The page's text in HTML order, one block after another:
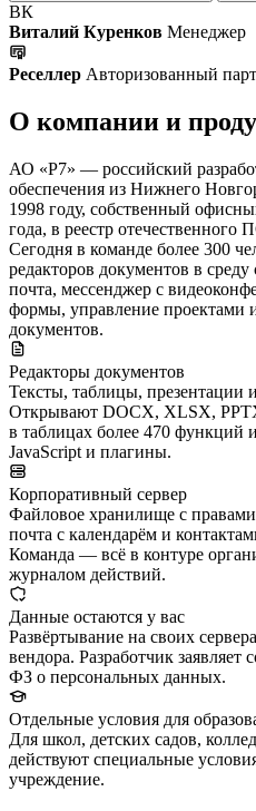
ВК
Виталий Куренков Менеджер
Реселлер Авторизованный
О компании и
АО «Р7» — российский
обеспечения из Нижнего
1998 году, собственный
года, в реестр отечественного
Сегодня в команде более 300
редакторов документов в
почта, мессенджер с
формы, управление
документов.
Редакторы документов
Тексты, таблицы, презентации
Открывают DOCX, XLSX,
в таблицах более 470 функций
JavaScript и плагины.
Корпоративный сервер
Файловое хранилище с
почта с календарём и
Команда — всё в контуре
журналом действий.
Данные остаются у вас
Развёртывание на своих
вендора. Разработчик заявляет
ФЗ о персональных данных.
Отдельные условия для
Для школ, детских садов,
действуют специальные
учреждение.